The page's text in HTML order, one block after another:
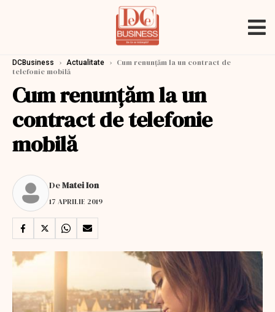
DCBusiness › Actualitate › Cum renunțăm la un contract de
telefonie mobilă
Cum renunțăm la un
contract de telefonie
mobilă
DeMatei Ion
17 APRILIE 2019